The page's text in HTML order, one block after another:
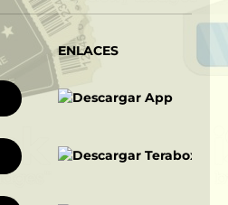
ENLACES